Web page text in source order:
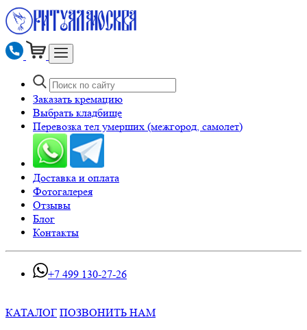
Заказать кремацию
Выбрать кладбище
Перевозка тел умерших (межгород, самолет)
Доставка и оплата
Фотогалерея
Отзывы
Блог
Контакты
+7 499 130-27-26
КАТАЛОГ ПОЗВОНИТЬ НАМ